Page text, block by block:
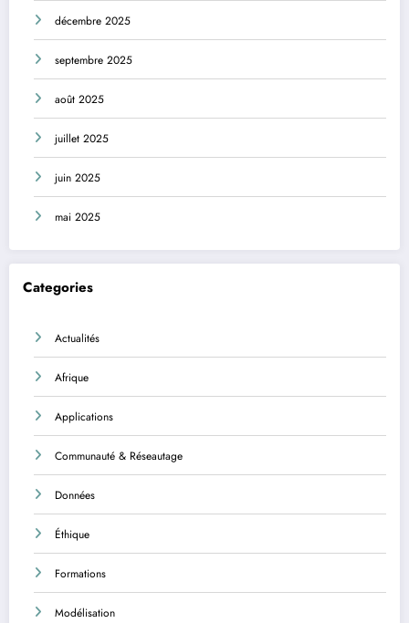
décembre 2025
septembre 2025
août 2025
juillet 2025
juin 2025
mai 2025
Categories
Actualités
Afrique
Applications
Communauté & Réseautage
Données
Éthique
Formations
Modélisation